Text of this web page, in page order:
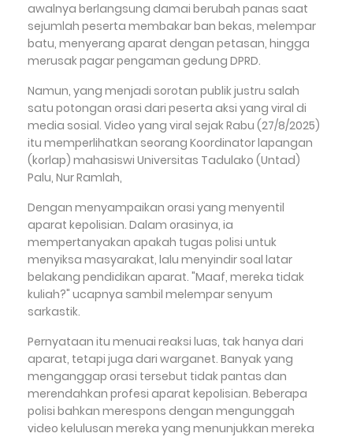
awalnya berlangsung damai berubah panas saat
sejumlah peserta membakar ban bekas, melempar
batu, menyerang aparat dengan petasan, hingga
merusak pagar pengaman gedung DPRD.
Namun, yang menjadi sorotan publik justru salah
satu potongan orasi dari peserta aksi yang viral di
media sosial. Video yang viral sejak Rabu (27/8/2025)
itu memperlihatkan seorang Koordinator lapangan
(korlap) mahasiswi Universitas Tadulako (Untad)
Palu, Nur Ramlah,
Dengan menyampaikan orasi yang menyentil
aparat kepolisian. Dalam orasinya, ia
mempertanyakan apakah tugas polisi untuk
menyiksa masyarakat, lalu menyindir soal latar
belakang pendidikan aparat. "Maaf, mereka tidak
kuliah?" ucapnya sambil melempar senyum
sarkastik.
Pernyataan itu menuai reaksi luas, tak hanya dari
aparat, tetapi juga dari warganet. Banyak yang
menganggap orasi tersebut tidak pantas dan
merendahkan profesi aparat kepolisian. Beberapa
polisi bahkan merespons dengan mengunggah
video kelulusan mereka yang menunjukkan mereka